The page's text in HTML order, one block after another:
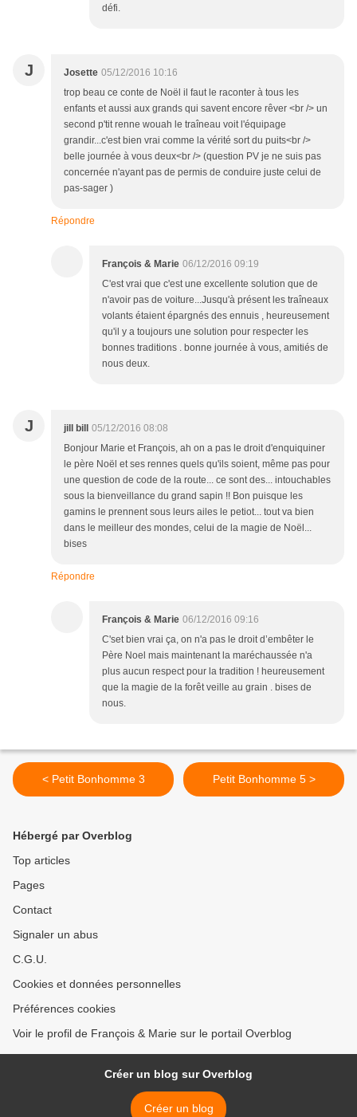
défi.
J Josette 05/12/2016 10:16
trop beau ce conte de Noël il faut le raconter à tous les
enfants et aussi aux grands qui savent encore rêver <br /> un
second p'tit renne wouah le traîneau voit l'équipage
grandir...c'est bien vrai comme la vérité sort du puits<br />
belle journée à vous deux<br /> (question PV je ne suis pas
concernée n'ayant pas de permis de conduire juste celui de
pas-sager )
Répondre
François & Marie 06/12/2016 09:19
C'est vrai que c'est une excellente solution que de
n'avoir pas de voiture...Jusqu'à présent les traîneaux
volants étaient épargnés des ennuis , heureusement
qu'il y a toujours une solution pour respecter les
bonnes traditions . bonne journée à vous, amitiés de
nous deux.
J jill bill
05/12/2016 08:08
Bonjour Marie et François, ah on a pas le droit d'enquiquiner
le père Noël et ses rennes quels qu'ils soient, même pas pour
une question de code de la route... ce sont des... intouchables
sous la bienveillance du grand sapin !! Bon puisque les
gamins le prennent sous leurs ailes le petiot... tout va bien
dans le meilleur des mondes, celui de la magie de Noël...
bises
Répondre
François & Marie 06/12/2016 09:16
C'set bien vrai ça, on n'a pas le droit d’embêter le
Père Noel mais maintenant la maréchaussée n'a
plus aucun respect pour la tradition ! heureusement
que la magie de la forêt veille au grain . bises de
nous.
< Petit Bonhomme 3 Petit Bonhomme 5 >
Hébergé par Overblog
Top articles
Pages
Contact
Signaler un abus
C.G.U.
Cookies et données personnelles
Préférences cookies
Voir le profil de François & Marie sur le portail Overblog
Créer un blog sur Overblog
Créer un blog